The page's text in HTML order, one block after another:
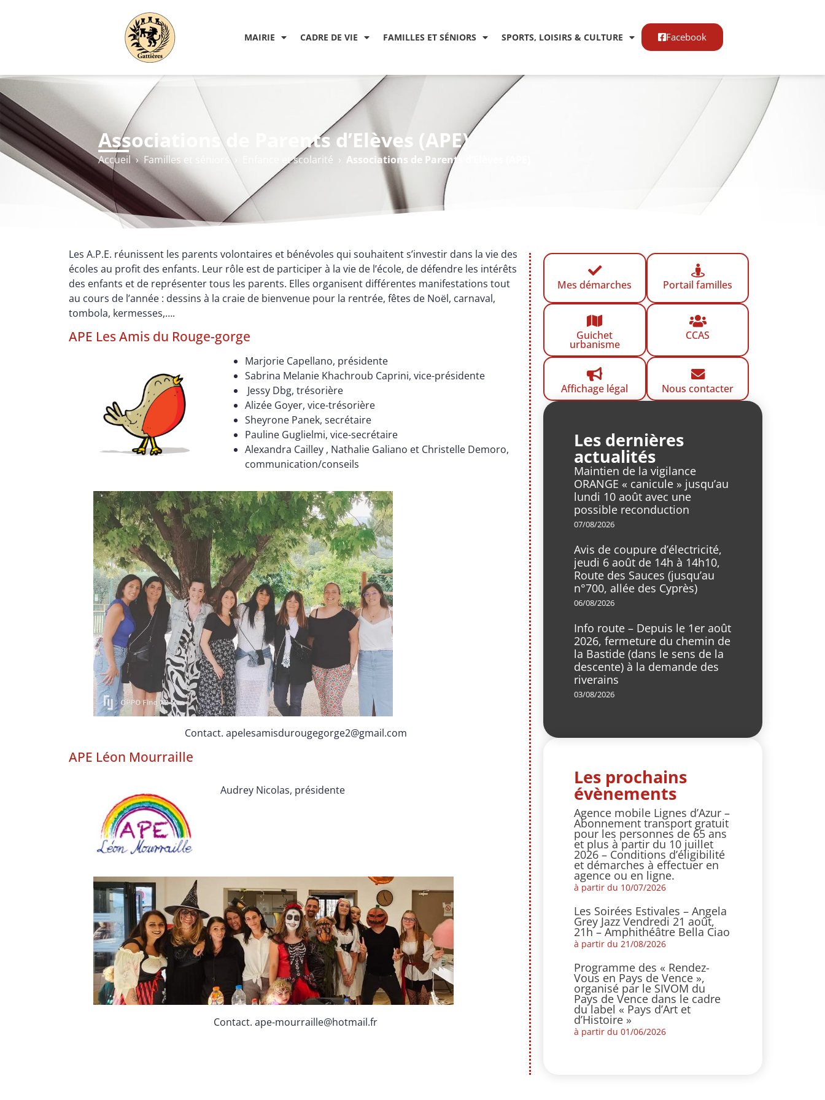
MAIRIE CADRE DE VIE FAMILLES ET SÉNIORS SPORTS, LOISIRS & CULTURE Facebook
Associations de Parents d’Elèves (APE)
Accueil› Familles et séniors› Enfance et scolarité › Associations de Parents d’Elèves (APE)
Les A.P.E. réunissent les parents volontaires et bénévoles qui souhaitent s’investir dans la vie des
écoles au profit des enfants. Leur rôle est de participer à la vie de l’école, de défendre les intérêts
des enfants et de représenter tous les parents. Elles organisent différentes manifestations tout
au cours de l’année : dessins à la craie de bienvenue pour la rentrée, fêtes de Noël, carnaval,
tombola, kermesses,….
APE Les Amis du Rouge-gorge
Marjorie Capellano, présidente
Sabrina Melanie Khachroub Caprini, vice-présidente
Jessy Dbg, trésorière
Alizée Goyer, vice-trésorière
Sheyrone Panek, secrétaire
Pauline Guglielmi, vice-secrétaire
Alexandra Cailley , Nathalie Galiano et Christelle Demoro,
communication/conseils
Contact. apelesamisdurougegorge2@gmail.com
APE Léon Mourraille
Audrey Nicolas, présidente
Contact.ape-mourraille@hotmail.fr
Mes démarches Portail familles
Guichet
urbanisme
CCAS
Affichage légal Nous contacter
Les dernières
actualités
Maintien de la vigilance
ORANGE « canicule » jusqu’au
lundi 10 août avec une
possible reconduction
07/08/2026
Avis de coupure d’électricité,
jeudi 6 août de 14h à 14h10,
Route des Sauces (jusqu’au
n°700, allée des Cyprès)
06/08/2026
Info route – Depuis le 1er août
2026, fermeture du chemin de
la Bastide (dans le sens de la
descente) à la demande des
riverains
03/08/2026
Les prochains
évènements
Agence mobile Lignes d’Azur –
Abonnement transport gratuit
pour les personnes de 65 ans
et plus à partir du 10 juillet
2026 – Conditions d’éligibilité
et démarches à effectuer en
agence ou en ligne.
à partir du 10/07/2026
Les Soirées Estivales – Angela
Grey Jazz Vendredi 21 août,
21h – Amphithéâtre Bella Ciao
à partir du 21/08/2026
Programme des « Rendez-
Vous en Pays de Vence »,
organisé par le SIVOM du
Pays de Vence dans le cadre
du label « Pays d’Art et
d’Histoire »
à partir du 01/06/2026